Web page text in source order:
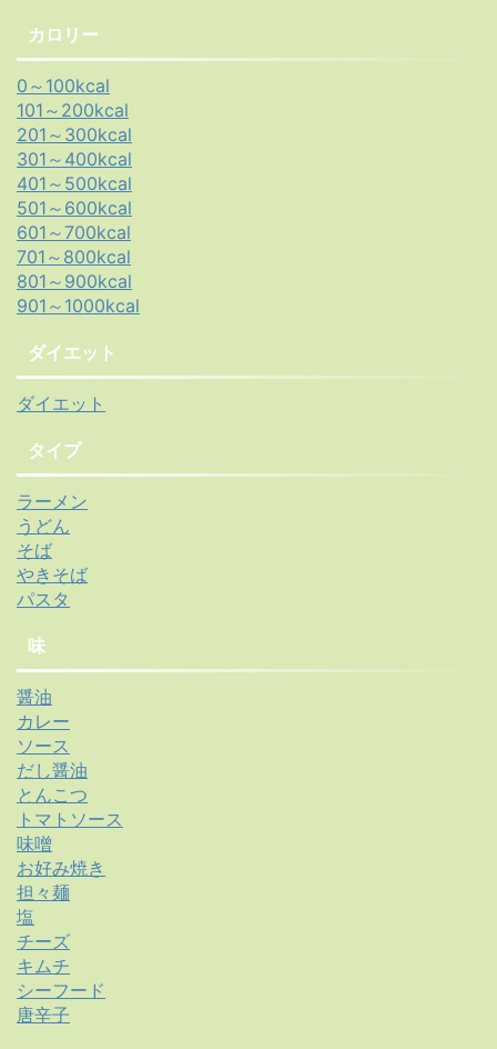
カロリー
0～100kcal
101～200kcal
201～300kcal
301～400kcal
401～500kcal
501～600kcal
601～700kcal
701～800kcal
801～900kcal
901～1000kcal
ダイエット
ダイエット
タイプ
ラーメン
うどん
そば
やきそば
パスタ
味
醤油
カレー
ソース
だし醤油
とんこつ
トマトソース
味噌
お好み焼き
担々麺
塩
チーズ
キムチ
シーフード
唐辛子